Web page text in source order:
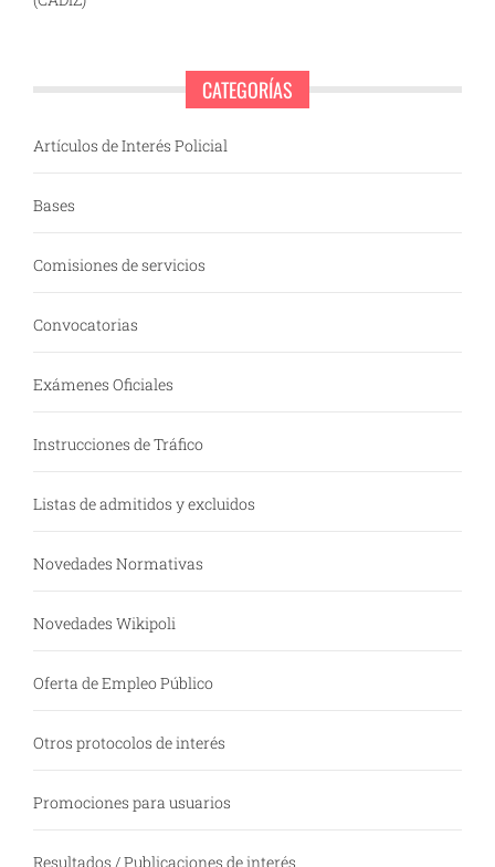
CATEGORÍAS
Artículos de Interés Policial
Bases
Comisiones de servicios
Convocatorias
Exámenes Oficiales
Instrucciones de Tráfico
Listas de admitidos y excluidos
Novedades Normativas
Novedades Wikipoli
Oferta de Empleo Público
Otros protocolos de interés
Promociones para usuarios
Resultados / Publicaciones de interés